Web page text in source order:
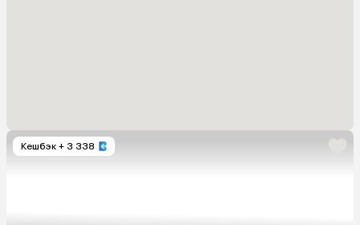
Кешбэк + 3 338